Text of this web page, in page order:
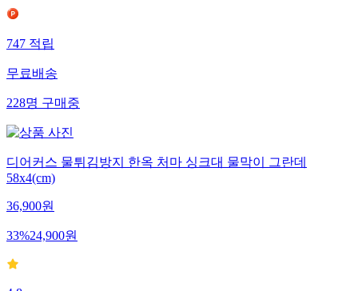
747적립
무료배송
228명구매중
디어커스 물튀김방지 한옥 처마 싱크대 물막이 그란데
58x4(cm)
36,900원
33%24,900원